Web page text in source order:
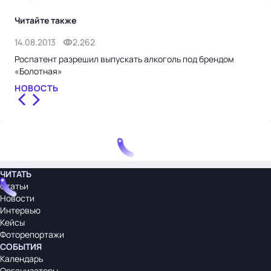
Читайте также
14.08.2013
2,262
Роспатент разрешил выпускать алкоголь под брендом
«Болотная»
НОВОСТЬ
ЧИТАТЬ
Статьи
Новости
Интервью
Кейсы
Фоторепортажи
СОБЫТИЯ
Календарь